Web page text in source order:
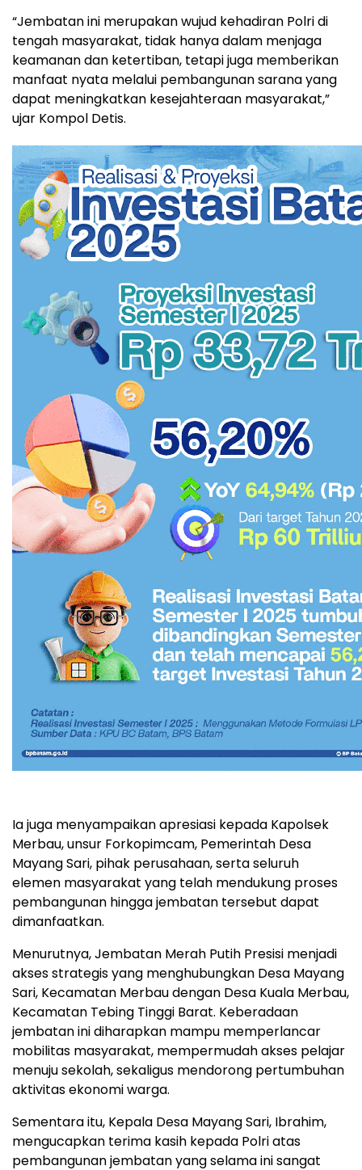
“Jembatan ini merupakan wujud kehadiran Polri di
tengah masyarakat, tidak hanya dalam menjaga
keamanan dan ketertiban, tetapi juga memberikan
manfaat nyata melalui pembangunan sarana yang
dapat meningkatkan kesejahteraan masyarakat,”
ujar Kompol Detis.
Ia juga menyampaikan apresiasi kepada Kapolsek
Merbau, unsur Forkopimcam, Pemerintah Desa
Mayang Sari, pihak perusahaan, serta seluruh
elemen masyarakat yang telah mendukung proses
pembangunan hingga jembatan tersebut dapat
dimanfaatkan.
Menurutnya, Jembatan Merah Putih Presisi menjadi
akses strategis yang menghubungkan Desa Mayang
Sari, Kecamatan Merbau dengan Desa Kuala Merbau,
Kecamatan Tebing Tinggi Barat. Keberadaan
jembatan ini diharapkan mampu memperlancar
mobilitas masyarakat, mempermudah akses pelajar
menuju sekolah, sekaligus mendorong pertumbuhan
aktivitas ekonomi warga.
Sementara itu, Kepala Desa Mayang Sari, Ibrahim,
mengucapkan terima kasih kepada Polri atas
pembangunan jembatan yang selama ini sangat